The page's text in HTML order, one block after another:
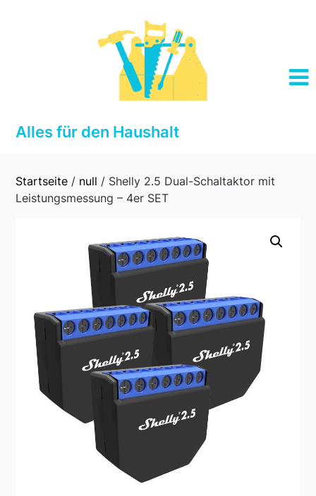
Alles für den Haushalt
Startseite / null / Shelly 2.5 Dual-Schaltaktor mit
Leistungsmessung – 4er SET